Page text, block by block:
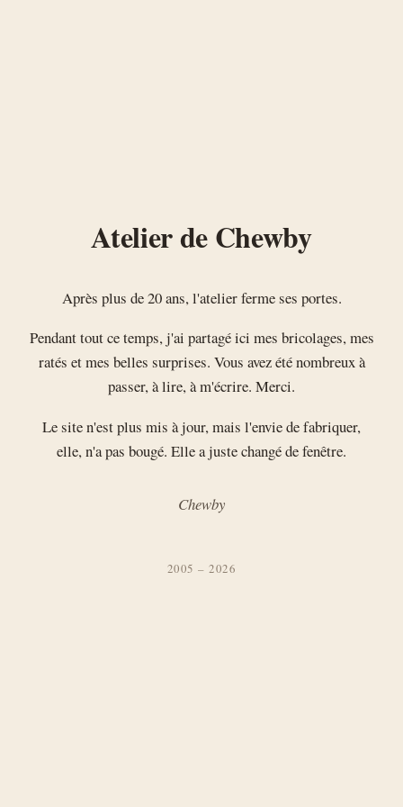
Atelier de Chewby
Après plus de 20 ans, l'atelier ferme ses portes.
Pendant tout ce temps, j'ai partagé ici mes bricolages, mes
ratés et mes belles surprises. Vous avez été nombreux à
passer, à lire, à m'écrire. Merci.
Le site n'est plus mis à jour, mais l'envie de fabriquer,
elle, n'a pas bougé. Elle a juste changé de fenêtre.
Chewby
2005 – 2026